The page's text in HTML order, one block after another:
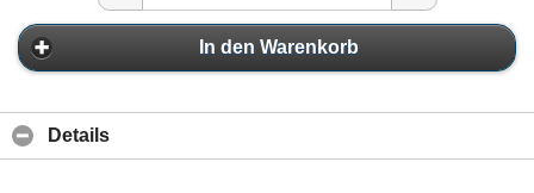
In den Warenkorb
Details